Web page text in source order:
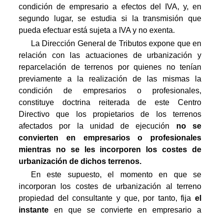
condición de empresario a efectos del IVA, y, en
segundo lugar, se estudia si la transmisión que
pueda efectuar está sujeta a IVA y no exenta.
La Dirección General de Tributos expone que en
relación con las actuaciones de urbanización y
reparcelación de terrenos por quienes no tenían
previamente a la realización de las mismas la
condición de empresarios o profesionales,
constituye doctrina reiterada de este Centro
Directivo que los propietarios de los terrenos
afectados por la unidad de ejecución no se
convierten en empresarios o profesionales
mientras no se les incorporen los costes de
urbanización de dichos terrenos.
En este supuesto, el momento en que se
incorporan los costes de urbanización al terreno
propiedad del consultante y que, por tanto, fija el
instante en que se convierte en empresario a